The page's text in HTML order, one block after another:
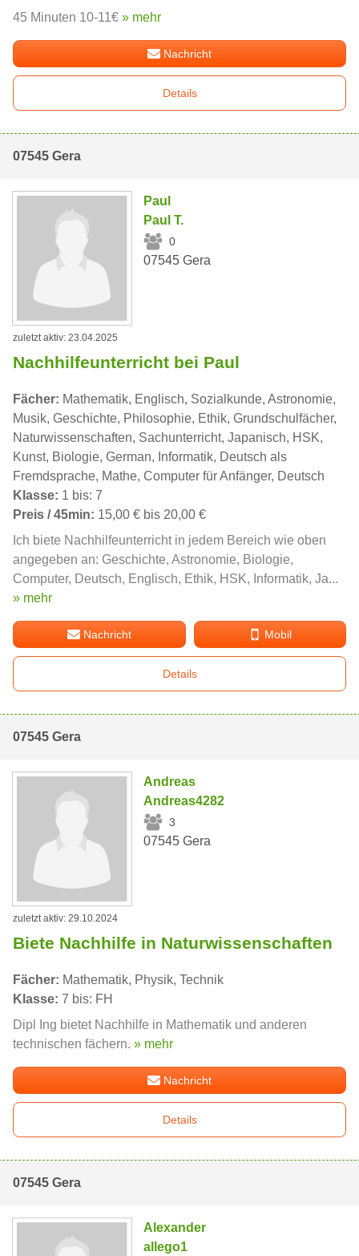
45 Minuten 10-11€ » mehr
Nachricht
Details
07545 Gera
Paul
Paul T.
0
07545 Gera
zuletzt aktiv: 23.04.2025
Nachhilfeunterricht bei Paul
Fächer: Mathematik, Englisch, Sozialkunde, Astronomie,
Musik, Geschichte, Philosophie, Ethik, Grundschulfächer,
Naturwissenschaften, Sachunterricht, Japanisch, HSK,
Kunst, Biologie, German, Informatik, Deutsch als
Fremdsprache, Mathe, Computer für Anfänger, Deutsch
Klasse: 1 bis: 7
Preis / 45min: 15,00 € bis 20,00 €
Ich biete Nachhilfeunterricht in jedem Bereich wie oben
angegeben an: Geschichte, Astronomie, Biologie,
Computer, Deutsch, Englisch, Ethik, HSK, Informatik, Ja...
» mehr
Nachricht Mobil
Details
07545 Gera
Andreas
Andreas4282
3
07545 Gera
zuletzt aktiv: 29.10.2024
Biete Nachhilfe in Naturwissenschaften
Fächer: Mathematik, Physik, Technik
Klasse: 7 bis: FH
Dipl Ing bietet Nachhilfe in Mathematik und anderen
technischen fächern. » mehr
Nachricht
Details
07545 Gera
Alexander
allego1